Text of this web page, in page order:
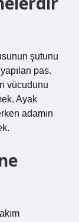
şutunu
pas.
vücudunu
Ayak
adamın